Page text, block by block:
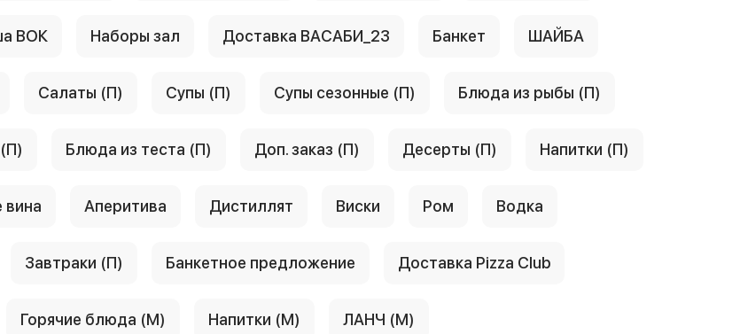
ВОК Наборы зал Доставка ВАСАБИ_23 Банкет ШАЙБА
Салаты (П) Супы (П) Супы сезонные (П) Блюда из рыбы (П)
Блюда из теста (П) Доп. заказ (П) Десерты (П) Напитки (П)
вина Аперитива Дистиллят Виски Ром Водка
Завтраки (П) Банкетное предложение Доставка Pizza Club
Горячие блюда (М) Напитки (М) ЛАНЧ (М)